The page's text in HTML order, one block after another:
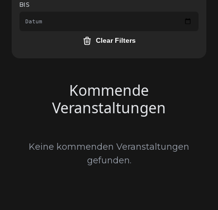
BIS
Clear Filters
Kommende
Veranstaltungen
Keine kommenden Veranstaltungen
gefunden.